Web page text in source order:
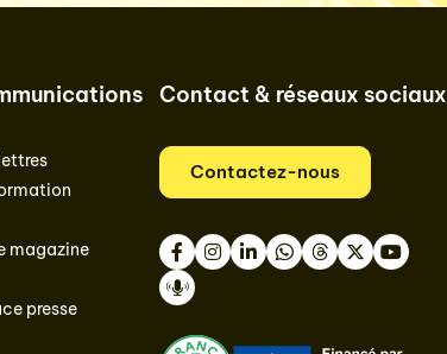
magazine
presse
Contact & réseaux sociaux
Contactez-nous
FacebookInstagram